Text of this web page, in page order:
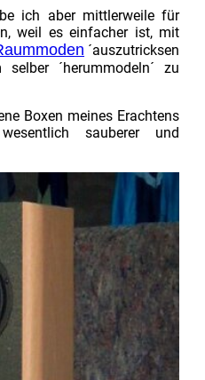
ich aber mittlerweile für
weil es einfacher ist, mit
´auszutricksen
´herummodeln´ zu
Boxen meines Erachtens
sauberer und